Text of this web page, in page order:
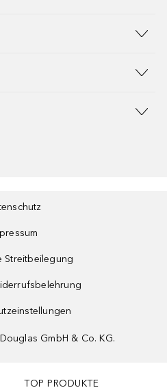
Streitbeilegung
GmbH & Co. KG.
TOP PRODUKTE